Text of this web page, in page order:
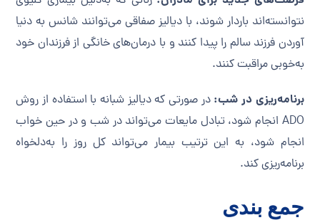
نتوانسته‌اند باردار شوند، با دیالیز صفاقی می‌توانند شانس به دنیا
آوردن فرزند سالم را پیدا کنند و با درمان‌های خانگی از فرزندان خود
به‌خوبی مراقبت کنند.
برنامه‌ریزی در شب: در صورتی که دیالیز شبانه با استفاده از روش
ADO انجام شود، تبادل مایعات می‌تواند در شب و در حین خواب
انجام شود، به این ترتیب بیمار می‌تواند کل روز را به‌دلخواه
برنامه‌ریزی کند.
جمع بندی